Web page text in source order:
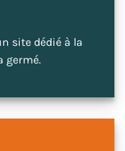
site dédié à la
germé.